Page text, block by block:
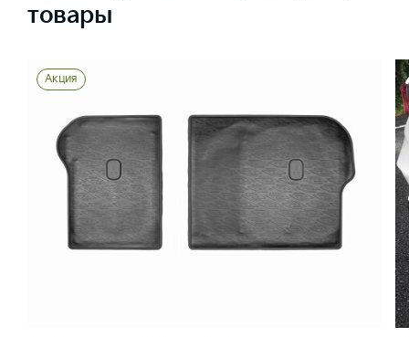
товары
Акция